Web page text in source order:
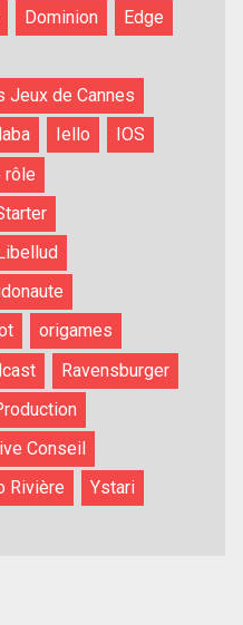
Dominion
Edge
Jeux de Cannes
Iello
IOS
rôle
origames
Ravensburger
Conseil
Rivière
Ystari